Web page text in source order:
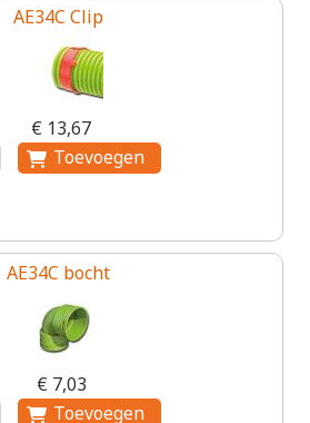
AE34C Clip
€ 13,67
AE34C bocht
€ 7,03